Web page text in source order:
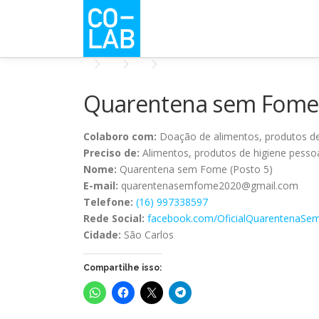
conteúdo
Quarentena sem
Colaboro com: Doação de alimentos, produtos
Preciso de: Alimentos, produtos de higiene
Nome: Quarentena sem Fome (Posto 5)
E-mail: quarentenasemfome2020@gmail.com
Telefone: (16) 997338597
Rede Social: facebook.com/
Cidade: São Carlos
Compartilhe isso: